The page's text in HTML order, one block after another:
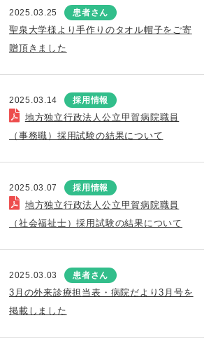
2025.03.25 患者さん
聖泉大学様より手作りのタオル帽子をご寄
贈頂きました
2025.03.14 採用情報
地方独立行政法人公立甲賀病院職員
（事務職）採用試験の結果について
2025.03.07 採用情報
地方独立行政法人公立甲賀病院職員
（社会福祉士）採用試験の結果について
2025.03.03 患者さん
3月の外来診療担当表・病院だより3月号を
掲載しました